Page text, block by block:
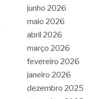
junho 2026
maio 2026
abril 2026
março 2026
fevereiro 2026
janeiro 2026
dezembro 2025